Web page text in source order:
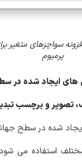
سواچزهای متغیر
پرمیوم
های ایجاد شده در
تصویر و برچسب
شده در سطح
استفاده می شود.